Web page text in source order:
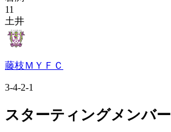
11
土井
藤枝ＭＹＦＣ
3-4-2-1
スターティングメンバー